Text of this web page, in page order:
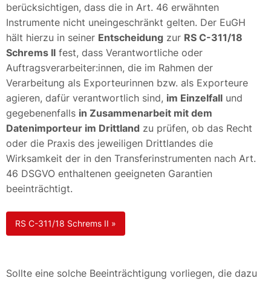
berücksichtigen, dass die in Art. 46 erwähnten
Instrumente nicht uneingeschränkt gelten. Der EuGH
hält hierzu in seiner Entscheidung zur RS C-311/18
Schrems II fest, dass Verantwortliche oder
Auftragsverarbeiter:innen, die im Rahmen der
Verarbeitung als Exporteurinnen bzw. als Exporteure
agieren, dafür verantwortlich sind, im Einzelfall und
gegebenenfalls in Zusammenarbeit mit dem
Datenimporteur im Drittland zu prüfen, ob das Recht
oder die Praxis des jeweiligen Drittlandes die
Wirksamkeit der in den Transferinstrumenten nach Art.
46 DSGVO enthaltenen geeigneten Garantien
beeinträchtigt.
RS C-311/18 Schrems II »
Sollte eine solche Beeinträchtigung vorliegen, die dazu